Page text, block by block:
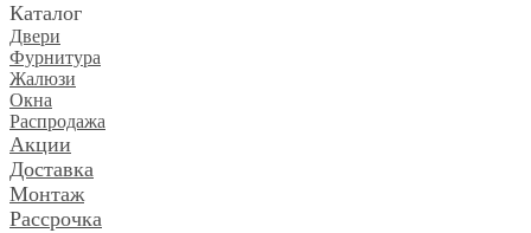
Каталог
Двери
Фурнитура
Жалюзи
Окна
Распродажа
Акции
Доставка
Монтаж
Рассрочка